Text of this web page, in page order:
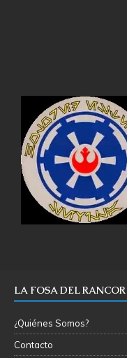
LA FOSA DEL RANCOR
¿Quiénes Somos?
Contacto